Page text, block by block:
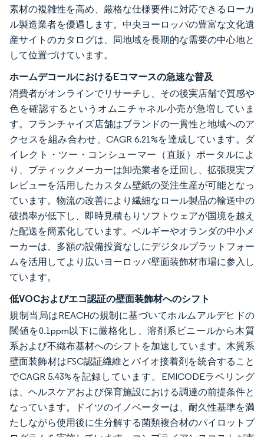
素材の複雑性を高め、厳格な仕様要件に対応できるローカ
ル製造業者を優遇します。中央ヨーロッパの豊富な文化遺
産サイトのカタログは、同地域を長期的な需要の中心地と
して位置づけています。
ホームデコールにおけるEコマースの急速な普及
消費者がオンラインでリサーチし、その後実店舗で質感や
色を確認するというオムニチャネル小売が急増していま
す。フランチャイズ店舗はブランドの一貫性と地域へのア
クセスを組み合わせ、CAGR 6.21%を達成しています。ダ
イレクト・ツー・コンシューマー（直販）ポータルによ
り、ブティックメーカーは卸売業者を迂回し、拡張現実プ
レビューを活用したカスタム壁紙の受注生産が可能となっ
ています。物流の改善により繊細なロール製品の輸送中の
破損率が低下し、即時見積もりソフトウェアが国境を越え
た配送を簡素化しています。ベルギーやオランダの中小メ
ーカーは、多額の設備投資なしにデジタルプラットフォー
ムを活用してより広いヨーロッパ壁面装飾材市場に参入し
ています。
低VOCおよびエコ認証の壁面装飾材へのシフト
規制当局はREACHの規制に基づいてホルムアルデヒドの
閾値を0.1ppm以下に厳格化し、溶剤系ビニールから木質
系および不織布基材へのシフトを加速しています。木質系
壁面装飾材はFSC認証繊維とバイオ接着剤を統合すること
でCAGR 5.43%を記録しています。EMICODEラベリング
は、ヘルスケアおよび保育施設における調達の前提条件と
なっています。ドイツのイノベーターは、耐久性基準を満
たしながら使用後に生分解する菌類複合材のパイロットプ